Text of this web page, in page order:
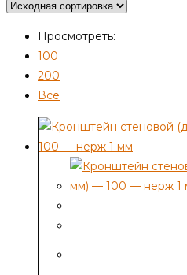
Просмотреть:
100
200
Все